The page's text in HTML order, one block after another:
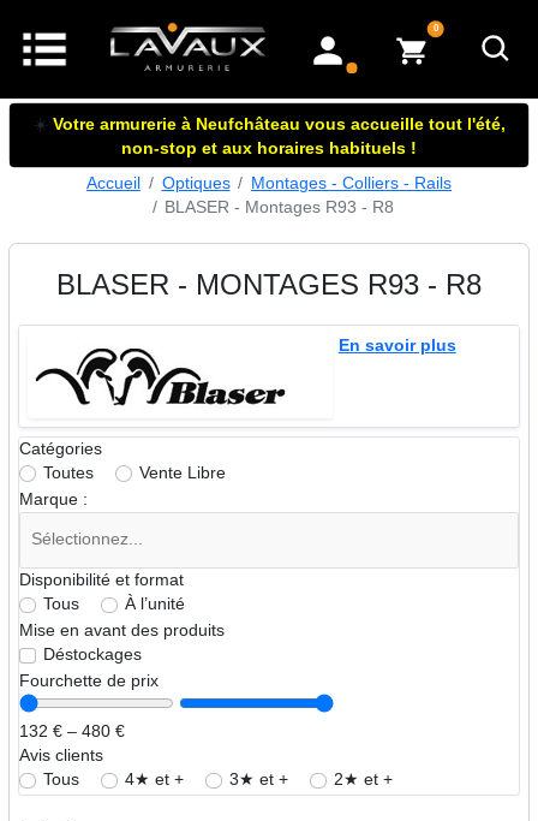
mon compte
0articles dans le panier
☀️ Votre armurerie à Neufchâteau vous accueille tout l'été,
non-stop et aux horaires habituels !
Accueil
Optiques
Montages - Colliers - Rails
BLASER - Montages R93 - R8
BLASER - MONTAGES R93 - R8
En savoir plus
Catégories
Toutes
Vente Libre
Marque :
Disponibilité et format
Tous
À l’unité
Mise en avant des produits
Déstockages
Fourchette de prix
132 € – 480 €
Avis clients
Tous
4★ et + 3★ et + 2★ et +